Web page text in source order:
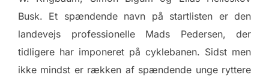
Busk. Et spændende navn på startlisten er den
landevejs professionelle Mads Pedersen, der
tidligere har imponeret på cyklebanen. Sidst men
ikke mindst er rækken af spændende unge ryttere